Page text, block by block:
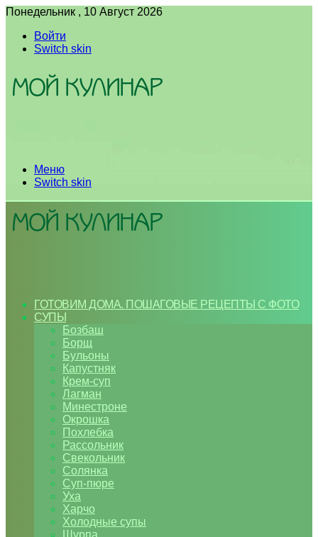
Понедельник , 10 Август 2026
Войти
Switch skin
Меню
Switch skin
ГОТОВИМ ДОМА. ПОШАГОВЫЕ РЕЦЕПТЫ С ФОТО
СУПЫ
Бозбаш
Борщ
Бульоны
Капустняк
Крем-суп
Лагман
Минестроне
Окрошка
Похлебка
Рассольник
Свекольник
Солянка
Суп-пюре
Уха
Харчо
Холодные супы
Шурпа